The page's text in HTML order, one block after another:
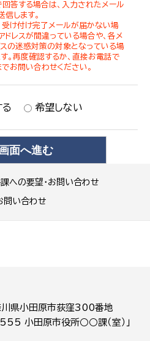
への要望・お問い合わせ
問い合わせ
回答する場合は、入力されたメール
信します。
受け付け完了メールが届かない場
ドレスが間違っている場合や、各メ
の迷惑対策の対象となっている場
。再度確認するか、直接お電話で
お問い合わせください。
る 希望しない
県小田原市荻窪300番地
小田原市役所○○課（室）」